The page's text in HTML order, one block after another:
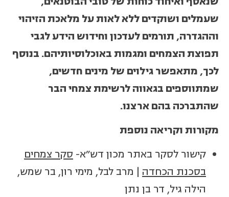
שעמלים ושוקדים ללא לאות על מלאכת הזיהוי
וההגדרה, תורמים לעדכון וחידוש הידע לגבי
תפוצת הצמחים ומגמות באוכלוסיותיהם. בנוסף
לכך, מתאפשר גילוים של מינים חדשים,
שמתווספים בגאווה לרשימת צמחי הבר
שהתברכה בהם ארצנו.
מקורות וקריאה נוספת
קישור לסקר באתר מכון דש"א- סקר צמחים
בסכנת הכחדה | מרב לבל, מימי רון, בר שמש,
הילה גיל, דר בן נתן